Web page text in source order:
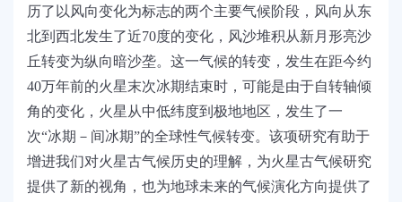
历了以风向变化为标志的两个主要气候阶段，风向从东
北到西北发生了近70度的变化，风沙堆积从新月形亮沙
丘转变为纵向暗沙垄。这一气候的转变，发生在距今约
40万年前的火星末次冰期结束时，可能是由于自转轴倾
角的变化，火星从中低纬度到极地地区，发生了一
次“冰期－间冰期”的全球性气候转变。该项研究有助于
增进我们对火星古气候历史的理解，为火星古气候研究
提供了新的视角，也为地球未来的气候演化方向提供了